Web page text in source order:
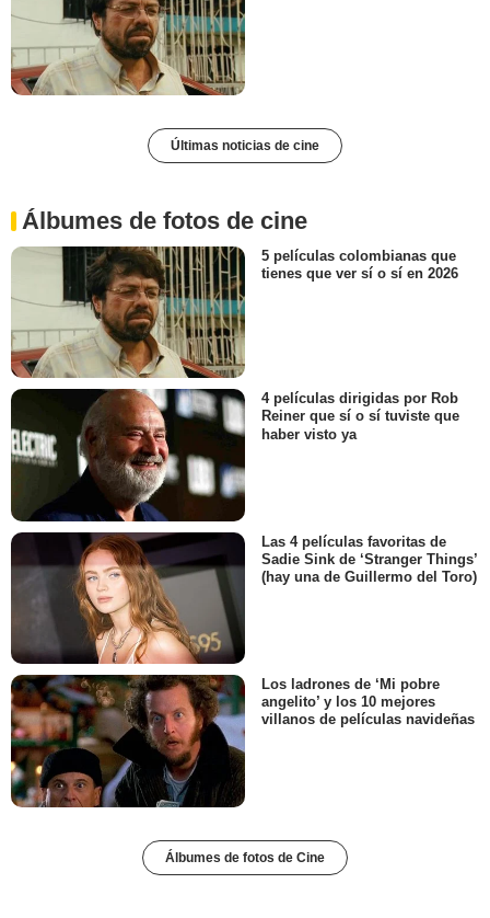
Últimas noticias de cine
Álbumes de fotos de cine
5 películas colombianas que
tienes que ver sí o sí en 2026
4 películas dirigidas por Rob
Reiner que sí o sí tuviste que
haber visto ya
Las 4 películas favoritas de
Sadie Sink de ‘Stranger Things’
(hay una de Guillermo del Toro)
Los ladrones de ‘Mi pobre
angelito’ y los 10 mejores
villanos de películas navideñas
Álbumes de fotos de Cine